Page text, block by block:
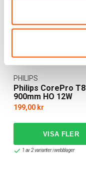
Philips CorePro T8
900mm HO 12W
PHILIPS
199,00 kr
1 av 2 varianter i webblager